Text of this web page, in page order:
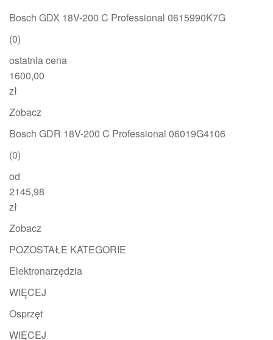
Bosch GDX 18V-200 C Professional 0615990K7G
(0)
ostatnia cena
1600,00
zł
Zobacz
Bosch GDR 18V-200 C Professional 06019G4106
(0)
od
2145,98
zł
Zobacz
POZOSTAŁE KATEGORIE
Elektronarzędzia
WIĘCEJ
Osprzęt
WIĘCEJ